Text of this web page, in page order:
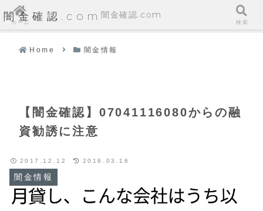
闇金確認.com
Home 闇金情報
【闇金確認】07041116080からの融
資勧誘に注意
闇金情報
2017.12.12 2018.03.16
ホーム
闇金確認.com
検索